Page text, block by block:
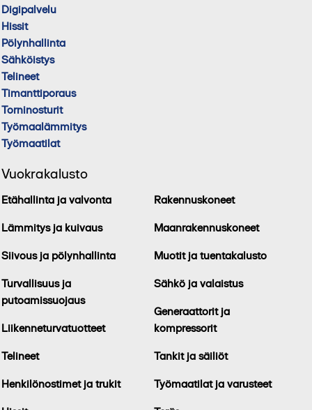
Digipalvelu
Hissit
Pölynhallinta
Sähköistys
Telineet
Timanttiporaus
Torninosturit
Työmaalämmitys
Työmaatilat
Vuokrakalusto
Etähallinta ja valvonta
Lämmitys ja kuivaus
Siivous ja pölynhallinta
Turvallisuus ja
putoamissuojaus
Liikenneturvatuotteet
Telineet
Henkilönostimet ja trukit
Rakennuskoneet
Maanrakennuskoneet
Muotit ja tuentakalusto
Sähkö ja valaistus
Generaattorit ja
kompressorit
Tankit ja säiliöt
Työmaatilat ja varusteet